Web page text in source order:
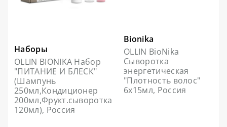
Наборы
OLLIN BIONIKA Набор
"ПИТАНИЕ И БЛЕСК"
(Шампунь
250мл,Кондиционер
200мл,Фрукт.сыворотка
120мл), Россия
Bionika
OLLIN BioNika
Сыворотка
энергетическая
"Плотность волос"
6х15мл, Россия